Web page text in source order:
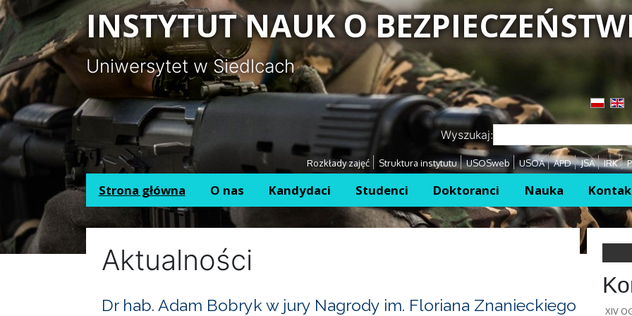
Panel zarządzania plikami cookies
INSTYTUT NAUK O
Uniwersytet w Siedlcach
Przejdź
Przejdź
Wyszukaj:
Rozkłady zajęć Struktura instytutu USOSweb USOA APD JSA IRK
Strona główna O nas Kandydaci Studenci Doktoranci Nauka
Aktualności
Dr hab. Adam Bobryk w jury Nagrody im. Floriana Znanieckiego XIV